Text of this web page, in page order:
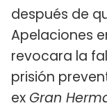
después de
Apelaciones
revocara la
prisión
ex Gran